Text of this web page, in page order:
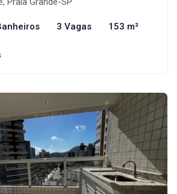
3 Vagas 153 m²